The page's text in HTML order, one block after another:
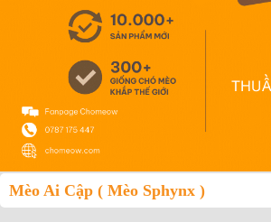
Mèo Ai Cập ( Mèo Sphynx )